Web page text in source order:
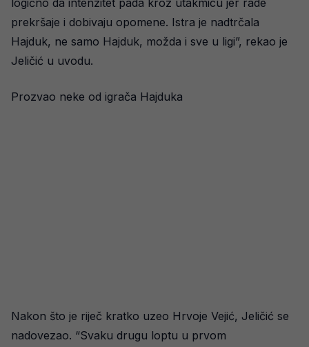
logično da intenzitet pada kroz utakmicu jer rade
prekršaje i dobivaju opomene. Istra je nadtrčala
Hajduk, ne samo Hajduk, možda i sve u ligi”, rekao je
Jeličić u uvodu.
Prozvao neke od igrača Hajduka
Nakon što je riječ kratko uzeo Hrvoje Vejić, Jeličić se
nadovezao. “Svaku drugu loptu u prvom